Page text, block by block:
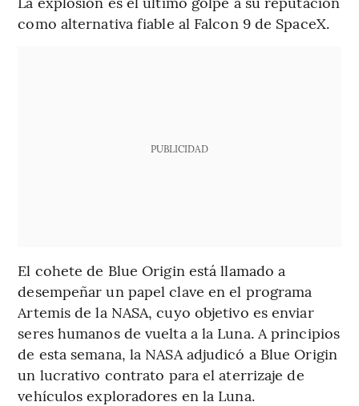
como alternativa fiable al Falcon 9 de SpaceX.
PUBLICIDAD
El cohete de Blue Origin está llamado a
desempeñar un papel clave en el programa
Artemis de la NASA, cuyo objetivo es enviar
seres humanos de vuelta a la Luna. A principios
de esta semana, la NASA adjudicó a Blue Origin
un lucrativo contrato para el aterrizaje de
vehículos exploradores en la Luna.